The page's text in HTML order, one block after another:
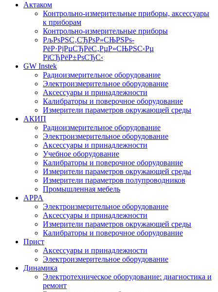
Актаком
Контрольно-измерительные приборы, аксессуары
к приборам
Контрольно-измерительные приборы
РљРѕРЅС‚СЂРѕР»СЊРЅРѕ-
РёР·РјРµСЂРёС‚РµР»СЊРЅС‹Рµ
РїСЂРёР±РѕСЂС‹
GW Instek
Радиоизмерительное оборудование
Электроизмерительное оборудование
Аксессуары и принадлежности
Калибраторы и поверочное оборудование
Измерители параметров окружающей среды
АКИП
Радиоизмерительное оборудование
Электроизмерительное оборудование
Аксессуары и принадлежности
Учебное оборудование
Калибраторы и поверочное оборудование
Измерители параметров окружающей среды
Измерители параметров полупроводников
Промышленная мебель
APPA
Электроизмерительное оборудование
Аксессуары и принадлежности
Измерители параметров окружающей среды
Калибраторы и поверочное оборудование
Прист
Аксессуары и принадлежности
Электроизмерительное оборудование
Динамика
Электротехническое оборудование: диагностика и
ремонт